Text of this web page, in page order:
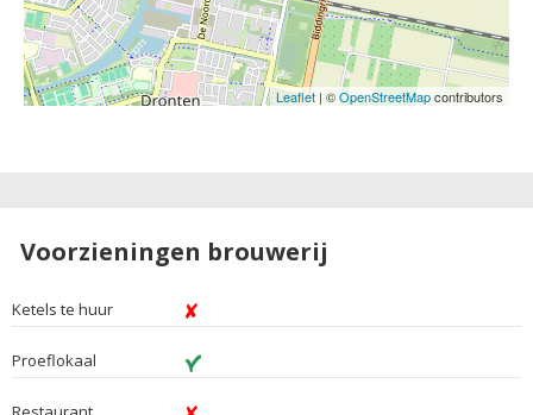
Leaflet | ©OpenStreetMapcontributors
Voorzieningen brouwerij
Ketels te huur
Proeflokaal